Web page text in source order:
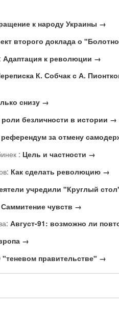
к народу Украины →
второго доклада о
: Адаптация к революции →
К. Собчак с А.
снизу →
безличности в истории →
за отмену
: Цель и частности →
: Как сделать революцию →
учредили "Круглый
Саммитение чувств →
: Август-91: возможно ли
→
правительстве" →